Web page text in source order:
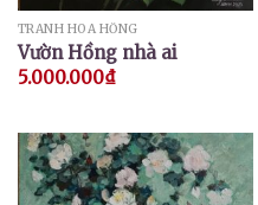
TRANH HOA HỒNG
Vườn Hồng nhà ai
5.000.000₫